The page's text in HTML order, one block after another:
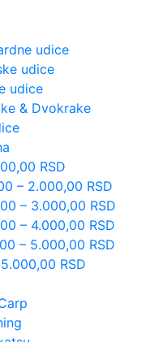
udice
udice
udice
& Dvokrake
RSD
– 2.000,00 RSD
– 3.000,00 RSD
– 4.000,00 RSD
– 5.000,00 RSD
RSD